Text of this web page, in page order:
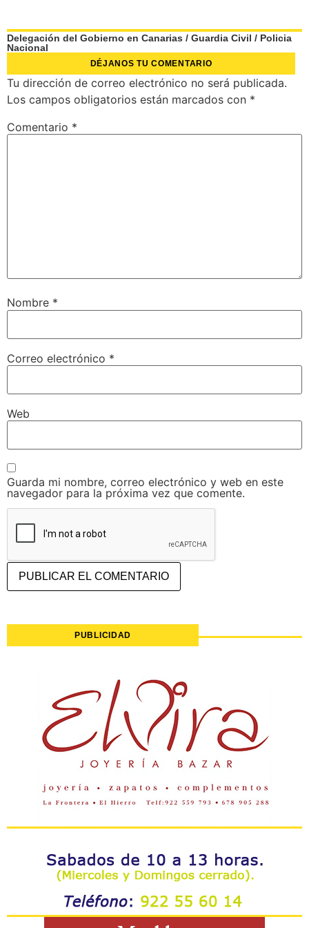
Delegación del Gobierno en Canarias / Guardia Civil / Policia
Nacional
DÉJANOS TU COMENTARIO
Tu dirección de correo electrónico no será publicada.
Los campos obligatorios están marcados con *
Comentario *
Nombre *
Correo electrónico *
Web
Guarda mi nombre, correo electrónico y web en este
navegador para la próxima vez que comente.
PUBLICIDAD